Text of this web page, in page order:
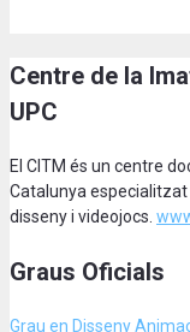
Centre de la
UPC
El CITM és un centre
Catalunya
disseny i videojocs.
Graus Oficials
Grau en Disseny